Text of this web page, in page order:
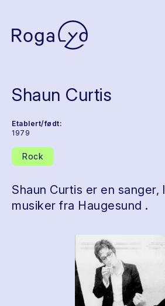
Shaun Curtis
Etablert/født:
1979
Rock
Shaun Curtis er en
musiker fra Haugesund .